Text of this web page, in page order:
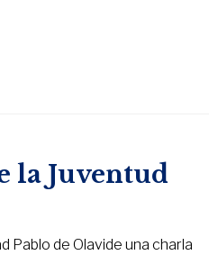
la Juventud
Pablo de Olavide una charla